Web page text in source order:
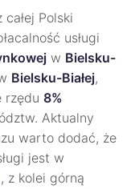
Polski
usługi
w Bielsku-
Bielsku-Białej,
rzędu 8%
Aktualny
warto dodać, że
jest w
z kolei górną